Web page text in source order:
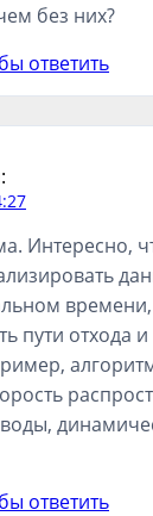
без них?
ответить
:
Интересно,
пути отхода и
ответить